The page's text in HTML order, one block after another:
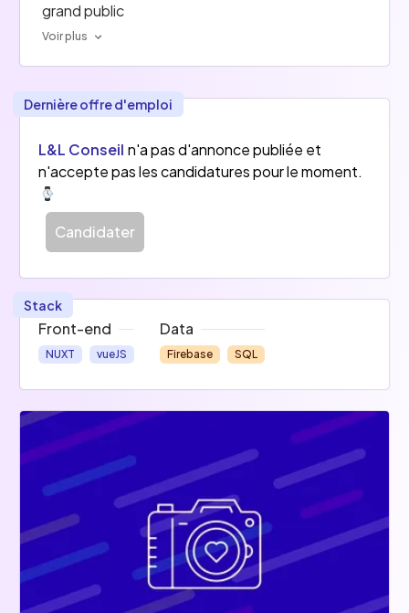
grand public
Voir plus
Dernière offre d'emploi
L&L Conseil n'a pas d'annonce publiée et
n'accepte pas les candidatures pour le moment.
Candidater
Stack
Front-end
NUXT vueJS
Data
Firebase SQL